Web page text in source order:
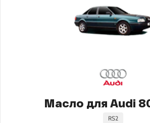
Масло для Audi
RS2